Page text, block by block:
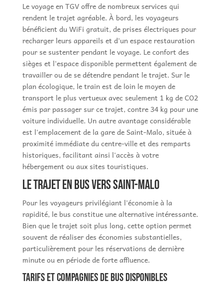
Le voyage en TGV offre de nombreux services qui
rendent le trajet agréable. À bord, les voyageurs
bénéficient du WiFi gratuit, de prises électriques pour
recharger leurs appareils et d'un espace restauration
pour se sustenter pendant le voyage. Le confort des
sièges et l'espace disponible permettent également de
travailler ou de se détendre pendant le trajet. Sur le
plan écologique, le train est de loin le moyen de
transport le plus vertueux avec seulement 1 kg de CO2
émis par passager sur ce trajet, contre 34 kg pour une
voiture individuelle. Un autre avantage considérable
est l'emplacement de la gare de Saint-Malo, située à
proximité immédiate du centre-ville et des remparts
historiques, facilitant ainsi l'accès à votre
hébergement ou aux sites touristiques.
Le trajet en bus vers Saint-Malo
Pour les voyageurs privilégiant l'économie à la
rapidité, le bus constitue une alternative intéressante.
Bien que le trajet soit plus long, cette option permet
souvent de réaliser des économies substantielles,
particulièrement pour les réservations de dernière
minute ou en période de forte affluence.
Tarifs et compagnies de bus disponibles